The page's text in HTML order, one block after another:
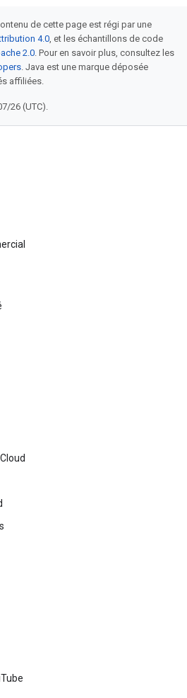
de cette page est régi par une
4.0, et les échantillons de code
2.0. Pour en savoir plus, consultez les
. Java est une marque déposée
affiliées.
26 (UTC).